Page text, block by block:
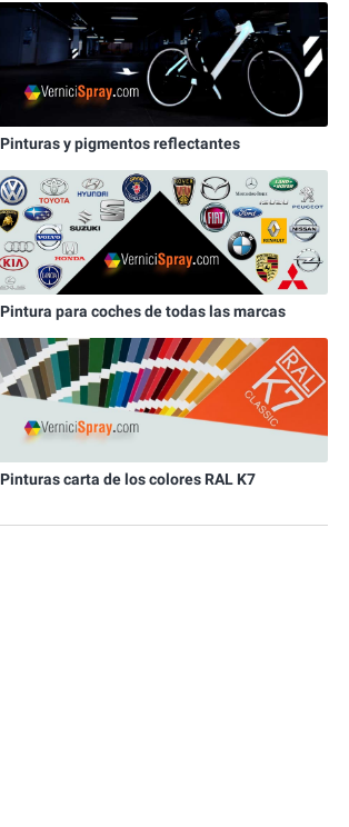
Pinturas y pigmentos reflectantes
Pintura para coches de todas las marcas
Pinturas carta de los colores RAL K7